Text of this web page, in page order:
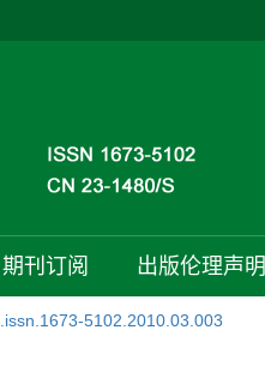
期刊订阅 出版伦理声明
5102.2010.03.003